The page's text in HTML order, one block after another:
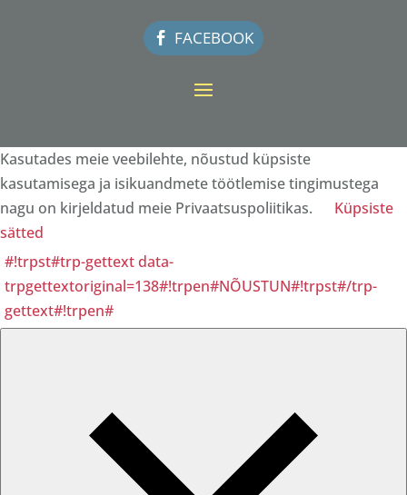
FACEBOOK
Kasutades meie veebilehte, nõustud küpsiste
kasutamisega ja isikuandmete töötlemise tingimustega
nagu on kirjeldatud meie Privaatsuspoliitikas.
Küpsiste
sätted
#!trpst#trp-gettext data-
trpgettextoriginal=138#!trpen#NÕUSTUN#!trpst#/trp-
gettext#!trpen#